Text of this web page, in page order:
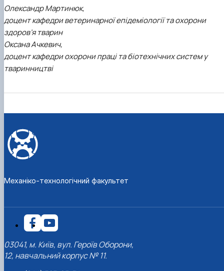
Олександр Мартинюк,
доцент кафедри ветеринарної епідеміології та охорони
здоров’я тварин
Оксана Ачкевич,
доцент кафедри охорони праці та біотехнічних систем у
тваринництві
Механіко-технологічний факультет
03041, м. Київ, вул. Героїв Оборони,
12, навчальний корпус № 11.